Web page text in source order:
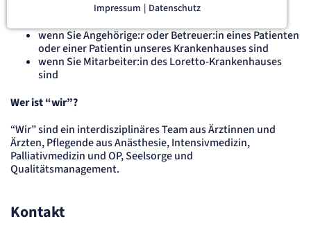
wenn Sie Angehörige:r oder Betreuer:in eines Patienten
oder einer Patientin unseres Krankenhauses sind
wenn Sie Mitarbeiter:in des Loretto-Krankenhauses
sind
Wer ist “wir”?
“Wir” sind ein interdisziplinäres Team aus Ärztinnen und
Ärzten, Pflegende aus Anästhesie, Intensivmedizin,
Palliativmedizin und OP, Seelsorge und
Qualitätsmanagement.
Kontakt
NOTWENDIGE COOKIES
Notwendige Cookies ermöglichen
grundlegende Funktionen und sind für
die einwandfreie Funktion der Website
erforderlich.
etracker Sitzungs-Cookie
Name:
et_oi_v2
Anbieter:
etracker GmbH
Kunden das Tracking Opt-In ausgespielt wird. Wird auch für ein eventuelles Opt-Out
verwendet.
Impressum | Datenschutz